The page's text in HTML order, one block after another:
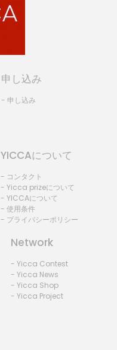
申し込み
- 申し込み
YICCAについて
- コンタクト
- Yicca prizeについて
- YICCAについて
- 使用条件
- プライバシーポリシー
Network
- Yicca Contest
- Yicca News
- Yicca Shop
- Yicca Project